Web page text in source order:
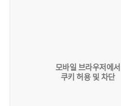
모바일 브라우저에서
쿠키 허용 및 차단